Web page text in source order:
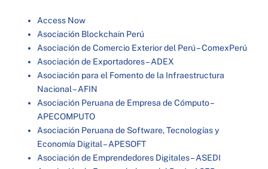
Access Now
Asociación Blockchain Perú
Asociación de Comercio Exterior del Perú – ComexPerú
Asociación de Exportadores – ADEX
Asociación para el Fomento de la Infraestructura
Nacional – AFIN
Asociación Peruana de Empresa de Cómputo –
APECOMPUTO
Asociación Peruana de Software, Tecnologías y
Economía Digital – APESOFT
Asociación de Emprendedores Digitales – ASEDI